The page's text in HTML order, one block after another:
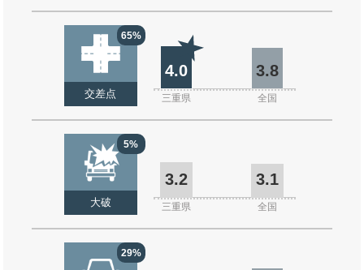
65%
交差点
4.0 3.8
三重県 全国
5%
大破
3.2 3.1
三重県 全国
29%